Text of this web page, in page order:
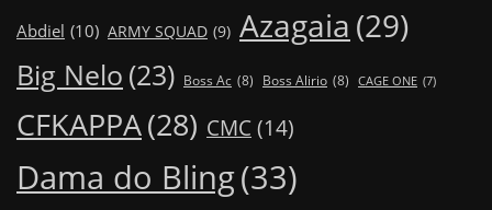
Abdiel (10) ARMY SQUAD (9) Azagaia (29)
Big Nelo (23) Boss Ac (8) Boss Alirio (8) CAGE ONE (7)
CFKAPPA(28) CMC (14)
Dama do Bling(33)